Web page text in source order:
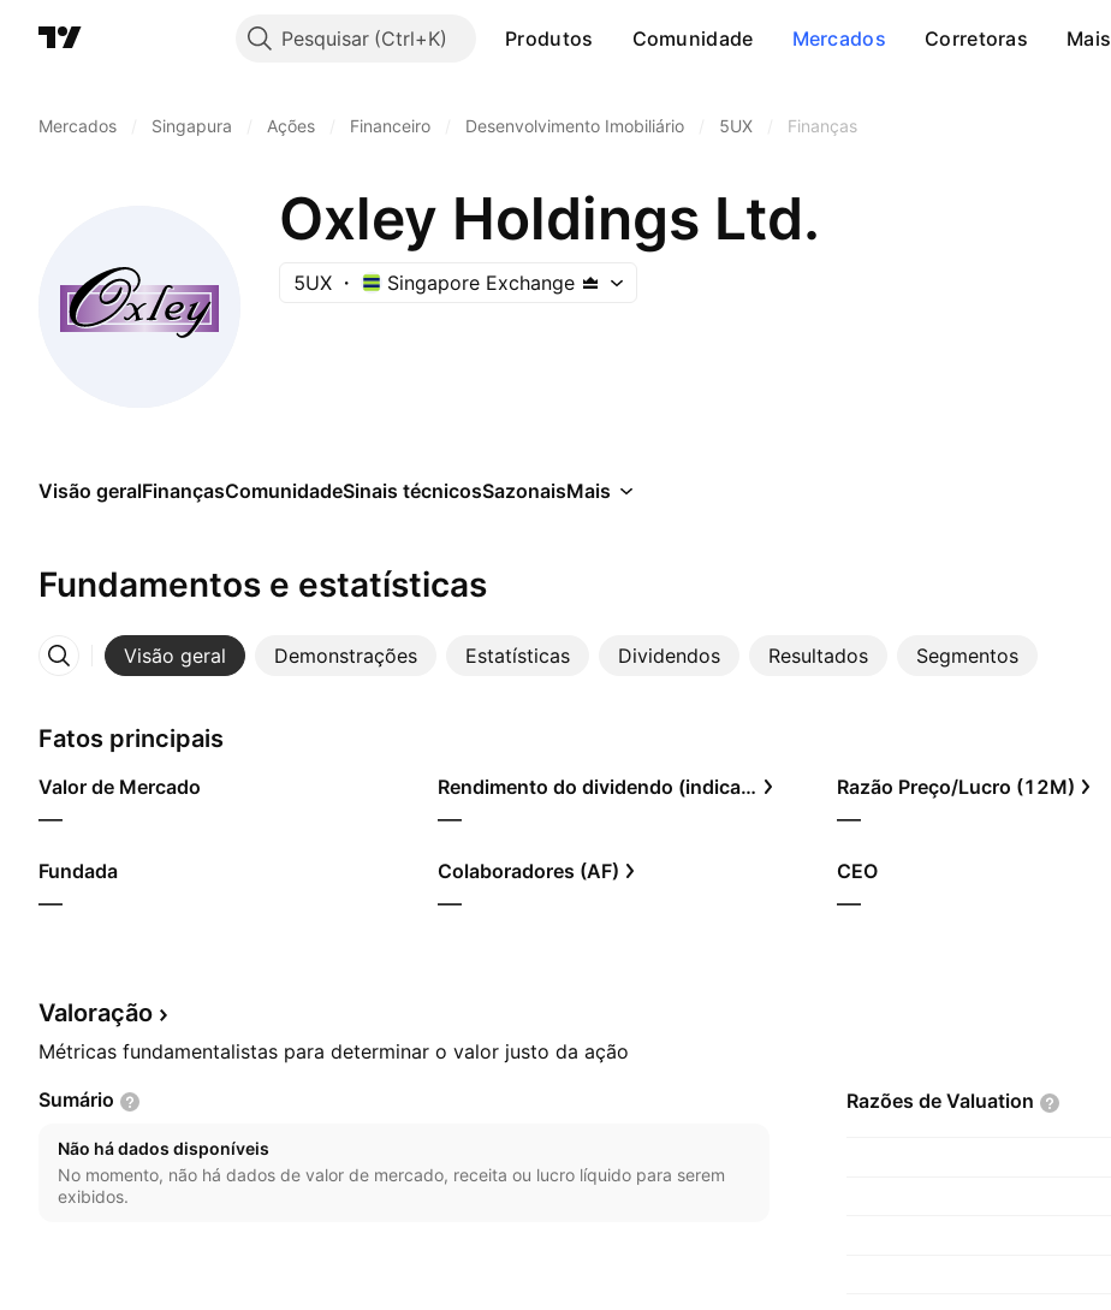
Pesquisar Produtos Comunidade Mercados Corretoras Mais
Mercados Singapura Ações Financeiro Desenvolvimento Imobiliário 5UX Finanças
Oxley Holdings Ltd.
5UX Singapore Exchange
Visão geralFinançasComunidadeSinais técnicosSazonaisMais
Fundamentos e estatísticas
Visão geral Demonstrações Estatísticas Dividendos Resultados Segmentos
Mais
Fatos principais
Valor de Mercado
—
Rendimento do dividendo (indicado)
—
Razão Preço/Lucro (12M)
—
Fundada
—
Colaboradores (AF)
—
CEO
—
Valoração
Métricas fundamentalistas para determinar o valor justo da ação
Sumário
Não há dados disponíveis
No momento, não há dados de valor de mercado, receita ou lucro líquido para serem
exibidos.
Razões de Valuation